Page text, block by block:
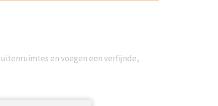
en voegen een verfijnde,